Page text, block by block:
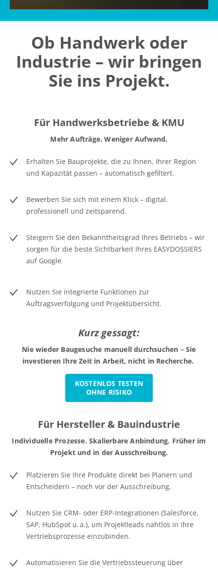
Ob Handwerk oder
Industrie – wir bringen
Sie ins Projekt.
Für Handwerksbetriebe & KMU
Mehr Aufträge. Weniger Aufwand.
Erhalten Sie Bauprojekte, die zu Ihnen, Ihrer Region
und Kapazität passen – automatisch gefiltert.
Bewerben Sie sich mit einem Klick – digital,
professionell und zeitsparend.
Steigern Sie den Bekanntheitsgrad Ihres Betriebs – wir
sorgen für die beste Sichtbarkeit Ihres EASYDOSSIERS
auf Google.
Nutzen Sie integrierte Funktionen zur
Auftragsverfolgung und Projektübersicht.
Kurz gessagt:
Nie wieder Baugesuche manuell durchsuchen – Sie
investieren Ihre Zeit in Arbeit, nicht in Recherche.
KOSTENLOS TESTEN
OHNE RISIKO
Für Hersteller & Bauindustrie
Individuelle Prozesse. Skalierbare Anbindung. Früher im
Projekt und in der Ausschreibung.
Platzieren Sie Ihre Produkte direkt bei Planern und
Entscheidern – noch vor der Ausschreibung.
Nutzen Sie CRM- oder ERP-Integrationen (Salesforce,
SAP, HubSpot u. a.), um Projektleads nahtlos in Ihre
Vertriebsprozesse einzubinden.
Automatisieren Sie die Vertriebssteuerung über